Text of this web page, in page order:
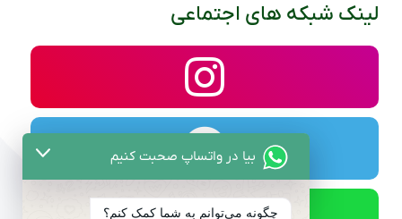
لینک شبکه های اجتماعی
بیا در واتساپ صحبت کنیم
چگونه می‌توانم به شما کمک کنم؟